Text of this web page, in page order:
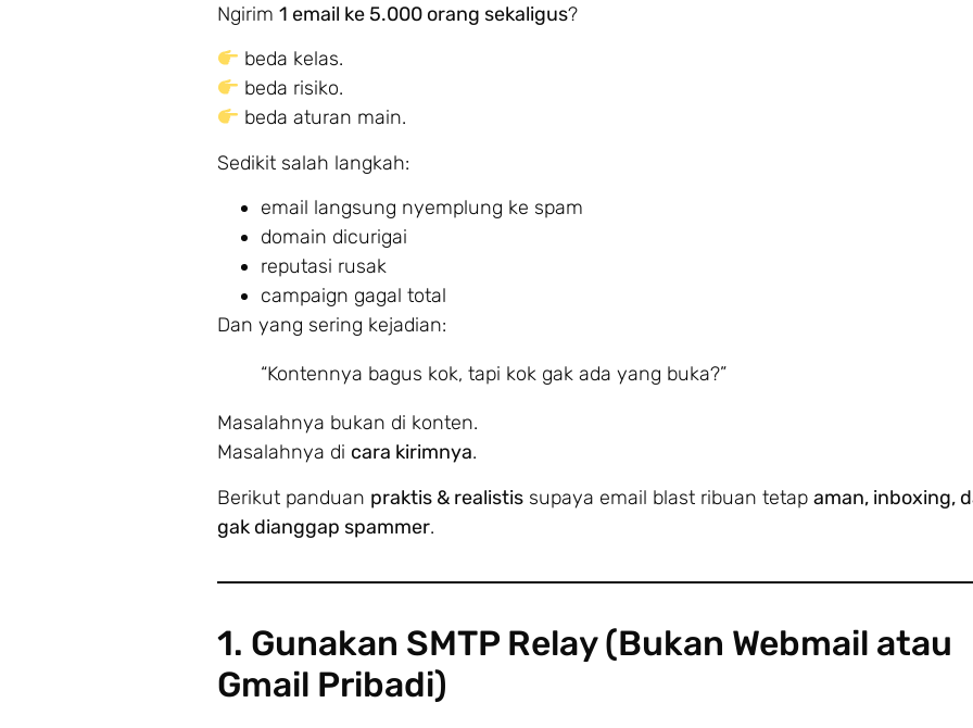
Ngirim 1 email ke 5.000 orang sekaligus?
beda kelas.
beda risiko.
beda aturan main.
Sedikit salah langkah:
email langsung nyemplung ke spam
domain dicurigai
reputasi rusak
campaign gagal total
Dan yang sering kejadian:
“Kontennya bagus kok, tapi kok gak ada yang buka?”
Masalahnya bukan di konten.
Masalahnya di cara kirimnya.
Berikut panduan praktis & realistissupaya email blast ribuan tetap aman, inboxing,
gak dianggap spammer.
1. Gunakan SMTP Relay (Bukan Webmail atau
Gmail Pribadi)